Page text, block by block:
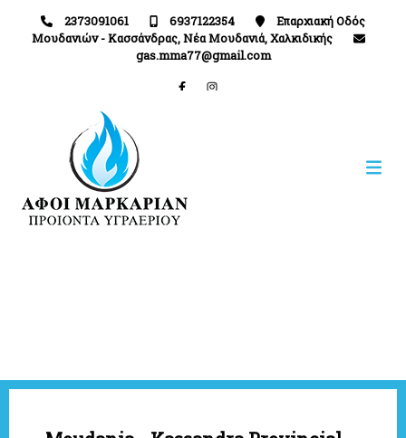
2373091061 6937122354
Επαρχιακή Οδός
Μουδανιών - Κασσάνδρας, Νέα Μουδανιά, Χαλκιδικής
gas.mma77@gmail.com